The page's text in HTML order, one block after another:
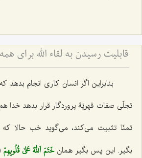
قابلیت رسیدن به لقاء اللَه برای
بنابراین اگر انسان کاری انجام
تجلّی صفات قهریّۀ پروردگار قرار بدهد خدا
تمنّا تثبیت می‌کند، می‌گوید خب حالا
بگیر. این پس بگیر همانخَتَمَ اَللّٰهُ عَلىٰ قُلُوبِهِمْ